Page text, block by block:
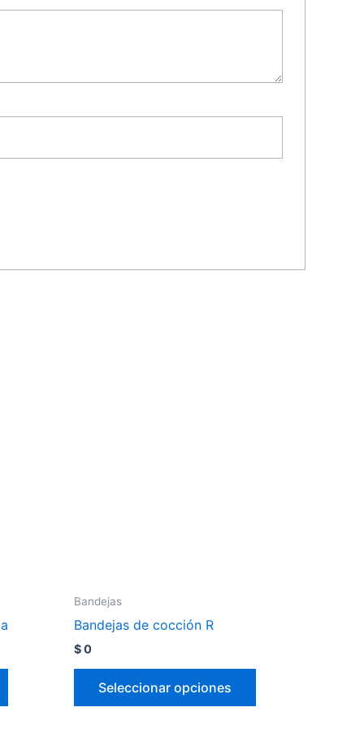
Bandejas
Bandejas de cocción R
$0
Seleccionar opciones